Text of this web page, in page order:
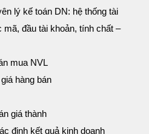
lý kế toán DN: hệ thống tài
đầu tài khoản, tính chất –
mua NVL
hàng bán
giá thành
định kết quả kinh doanh